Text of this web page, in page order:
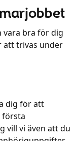
vara bra för dig
att trivas under
dig för att
första
vill vi även att du